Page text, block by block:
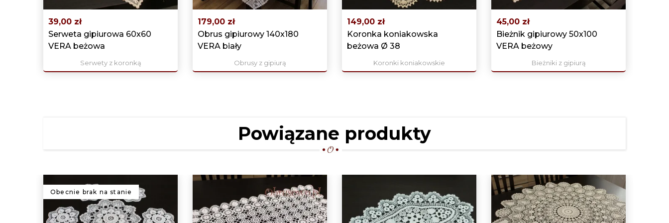
39,00 zł
Serweta gipiurowa 60x60
VERA beżowa
Serwety z koronką
179,00 zł
Obrus gipiurowy 140x180
VERA biały
Obrusy z gipiurą
149,00 zł
Koronka koniakowska
beżowa Ø 38
Koronki koniakowskie
45,00 zł
Bieżnik gipiurowy 50x100
VERA beżowy
Bieżniki z gipiurą
Powiązane produkty
Obecnie brak na stanie